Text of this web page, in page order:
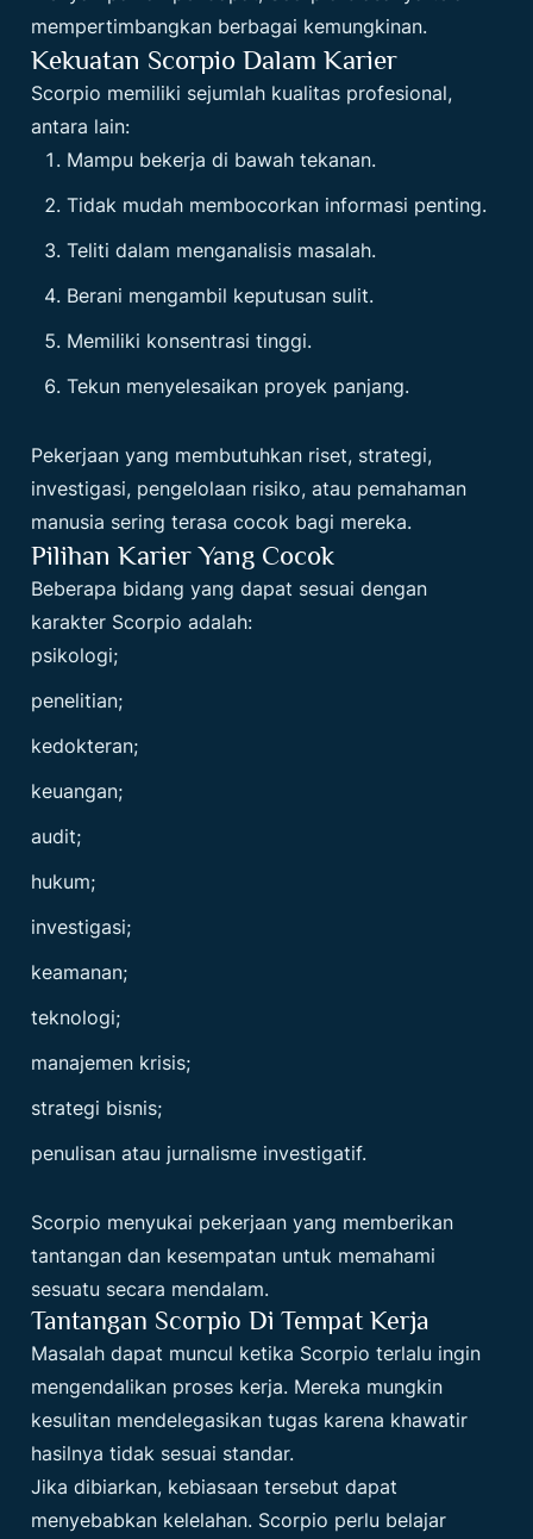
mempertimbangkan berbagai kemungkinan.
Kekuatan Scorpio Dalam Karier
Scorpio memiliki sejumlah kualitas profesional,
antara lain:
Mampu bekerja di bawah tekanan.
Tidak mudah membocorkan informasi penting.
Teliti dalam menganalisis masalah.
Berani mengambil keputusan sulit.
Memiliki konsentrasi tinggi.
Tekun menyelesaikan proyek panjang.
Pekerjaan yang membutuhkan riset, strategi,
investigasi, pengelolaan risiko, atau pemahaman
manusia sering terasa cocok bagi mereka.
Pilihan Karier Yang Cocok
Beberapa bidang yang dapat sesuai dengan
karakter Scorpio adalah:
psikologi;
penelitian;
kedokteran;
keuangan;
audit;
hukum;
investigasi;
keamanan;
teknologi;
manajemen krisis;
strategi bisnis;
penulisan atau jurnalisme investigatif.
Scorpio menyukai pekerjaan yang memberikan
tantangan dan kesempatan untuk memahami
sesuatu secara mendalam.
Tantangan Scorpio Di Tempat Kerja
Masalah dapat muncul ketika Scorpio terlalu ingin
mengendalikan proses kerja. Mereka mungkin
kesulitan mendelegasikan tugas karena khawatir
hasilnya tidak sesuai standar.
Jika dibiarkan, kebiasaan tersebut dapat
menyebabkan kelelahan. Scorpio perlu belajar